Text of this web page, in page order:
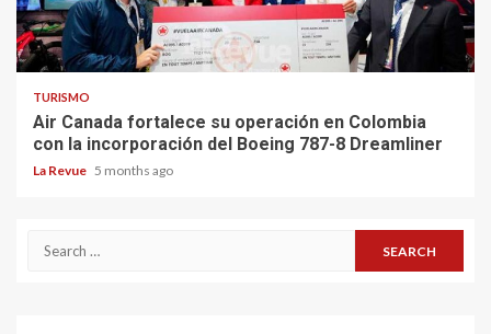
TURISMO
Air Canada fortalece su operación en Colombia
con la incorporación del Boeing 787-8 Dreamliner
La Revue 5 months ago
Search